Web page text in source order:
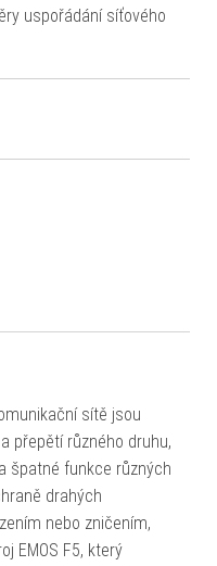
uspořádání síťového
sítě jsou
přepětí různého druhu,
špatné funkce různých
drahých
nebo zničením,
EMOS F5, který